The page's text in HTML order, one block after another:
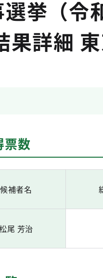
挙（令
果詳細
票数
候補者名
尾 芳治